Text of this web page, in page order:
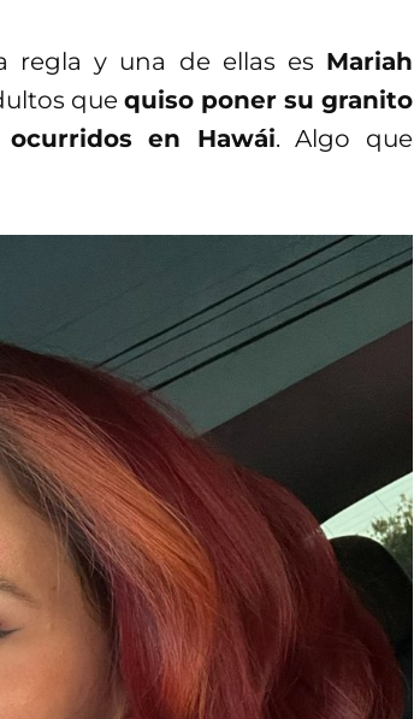
regla y una de ellas es Mariah
que quiso poner su granito
en Hawái. Algo que